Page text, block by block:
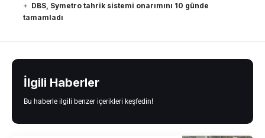
DBS, Symetro tahrik sistemi onarımını 10 günde
tamamladı
İlgili Haberler
Bu haberle ilgili benzer içerikleri keşfedin!